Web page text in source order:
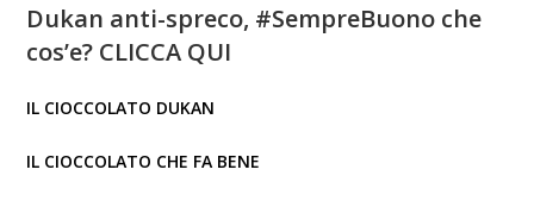
Dukan anti-spreco, #SempreBuono che
cos’e? CLICCA QUI
IL CIOCCOLATO DUKAN
IL CIOCCOLATO CHE FA BENE